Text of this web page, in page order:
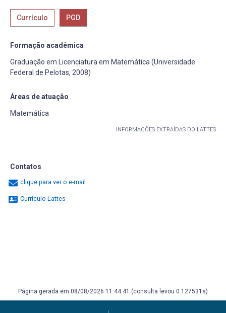
Currículo PGD
Formação acadêmica
Graduação em Licenciatura em Matemática (Universidade
Federal de Pelotas, 2008)
Áreas de atuação
Matemática
INFORMAÇÕES EXTRAÍDAS DO LATTES
Contatos
clique para ver o e-mail
Currículo Lattes
Página gerada em 08/08/2026 11:44:41 (consulta levou 0.127531s)